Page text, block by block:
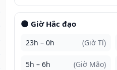
🌑 Giờ Hắc đạo
23h – 0h (Giờ Tí)
5h – 6h (Giờ Mão)